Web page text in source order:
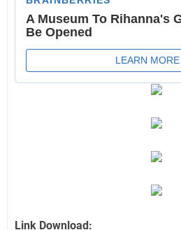
Link Download: